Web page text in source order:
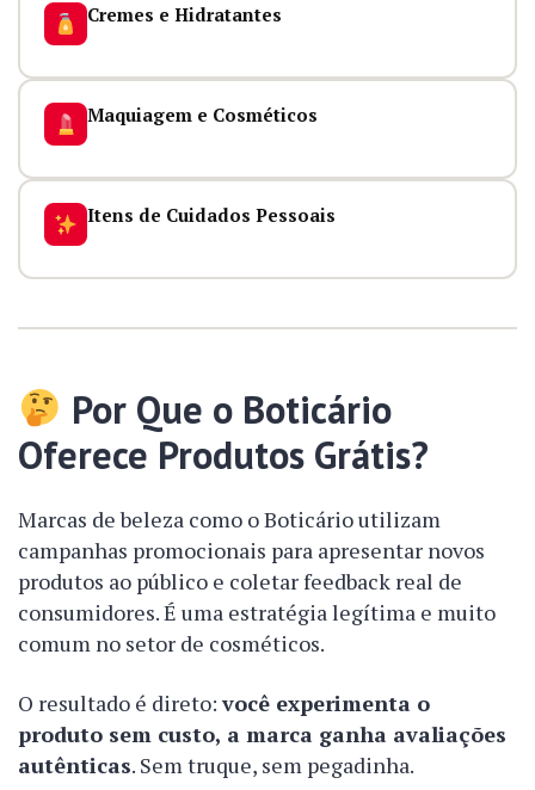
Cremes e Hidratantes
Maquiagem e Cosméticos
Itens de Cuidados Pessoais
Por Que o Boticário
Oferece Produtos Grátis?
Marcas de beleza como o Boticário utilizam
campanhas promocionais para apresentar novos
produtos ao público e coletar feedback real de
consumidores. É uma estratégia legítima e muito
comum no setor de cosméticos.
O resultado é direto:você experimenta o
produto sem custo, a marca ganha avaliações
autênticas. Sem truque, sem pegadinha.